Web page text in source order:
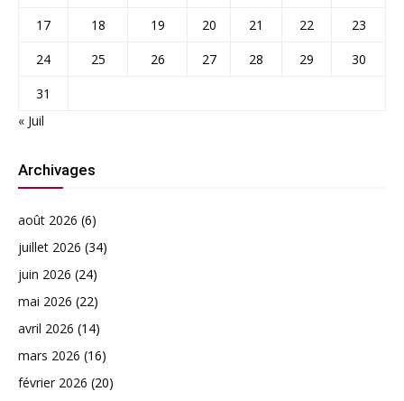
17
18 19 20 21 22
23
24
25 26 27 28 29
30
31
« Juil
Archivages
août 2026 (6)
juillet 2026 (34)
juin 2026 (24)
mai 2026 (22)
avril 2026 (14)
mars 2026 (16)
février 2026 (20)